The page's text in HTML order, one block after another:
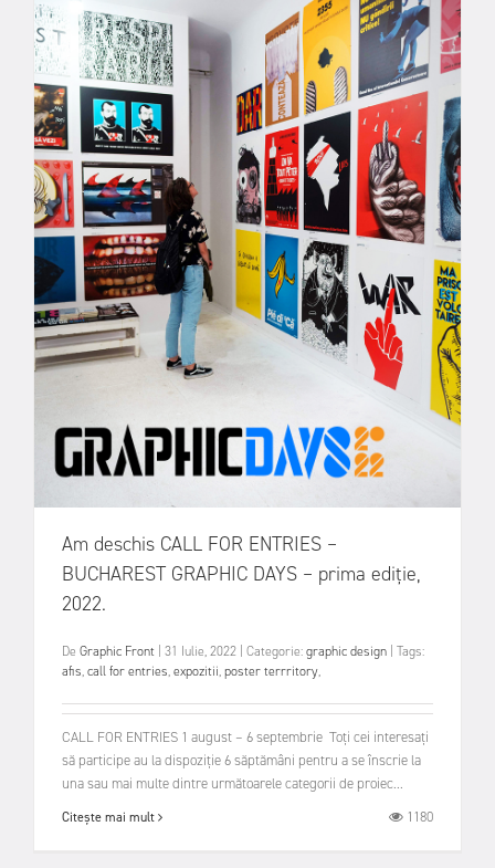
Am deschis CALL FOR ENTRIES –
BUCHAREST GRAPHIC DAYS – prima ediție,
2022.
De Graphic Front 31 Iulie, 2022 Categorie:graphic design Tags:
afis,call for entries,expozitii,poster terrritory,
CALL FOR ENTRIES 1 august – 6 septembrie Toți cei interesați
să participe au la dispoziție 6 săptămâni pentru a se înscrie la
una sau mai multe dintre următoarele categorii de proiec...
Citește mai mult 1180